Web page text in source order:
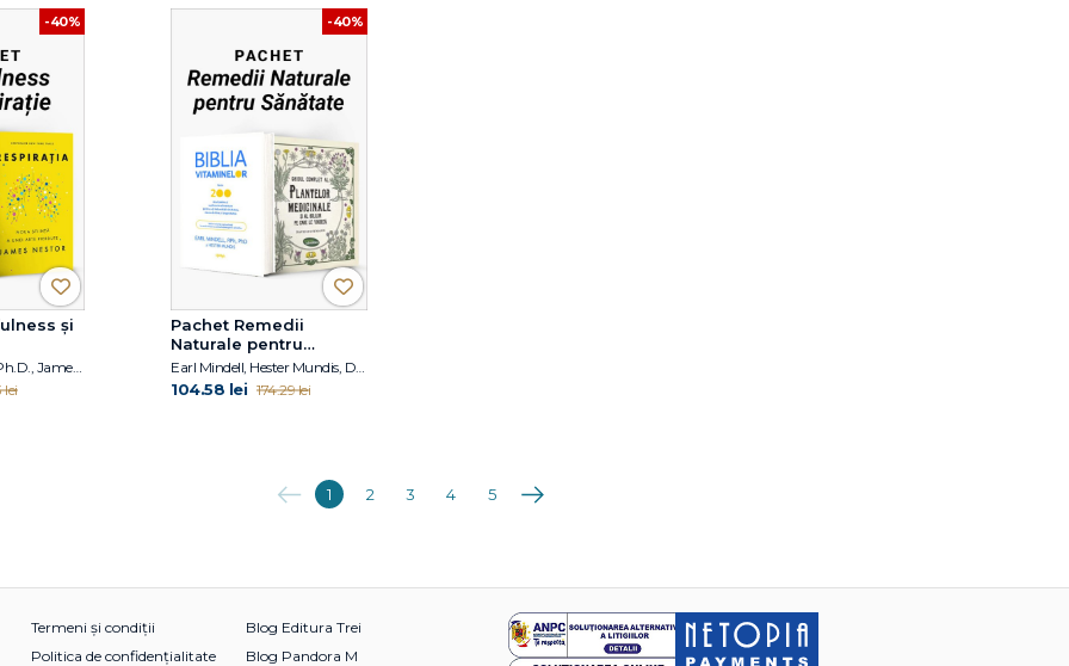
-40%
și
Jon Kabat-Zinn, Ph.D., James Nestor
lei
-40%
Pachet Remedii
Naturale pentru
Sănătate
Earl Mindell, Hester Mundis, David Hoffmann
104.58 lei 174.29 lei
Anterioara
1 2 3 4 5 Următoarea
Termeni și condiții
Politica de confidențialitate
Blog Editura Trei
Blog Pandora M